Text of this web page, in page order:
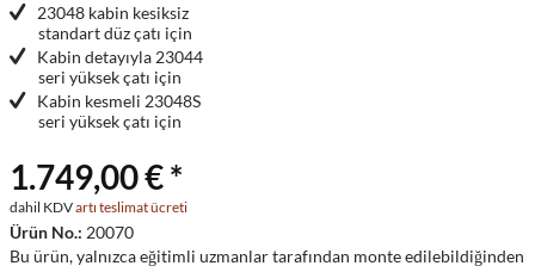
23048 kabin kesiksiz
standart düz çatı için
Kabin detayıyla 23044
seri yüksek çatı için
Kabin kesmeli 23048S
seri yüksek çatı için
1.749,00 € *
dahil KDVartı teslimat ücreti
Ürün No.: 20070
Bu ürün, yalnızca eğitimli uzmanlar tarafından monte edilebildiğinden